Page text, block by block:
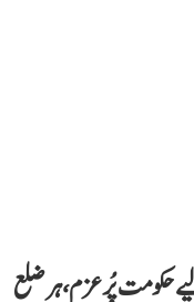
حکومت پُرعزم، ہر ضلع